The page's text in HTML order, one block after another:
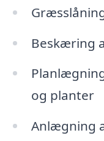
Beskæring
og planter
Anlægning